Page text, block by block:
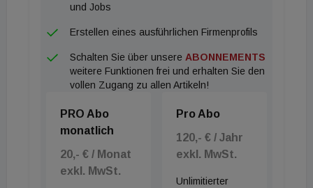
und Jobs
Erstellen eines ausführlichen Firmenprofils
Schalten Sie über unsere ABONNEMENTS
weitere Funktionen frei und erhalten Sie den
vollen Zugang zu allen Artikeln!
PRO Abo
monatlich
20,- € / Monat
exkl. MwSt.
Pro Abo
120,- € / Jahr
exkl. MwSt.
Unlimitierter